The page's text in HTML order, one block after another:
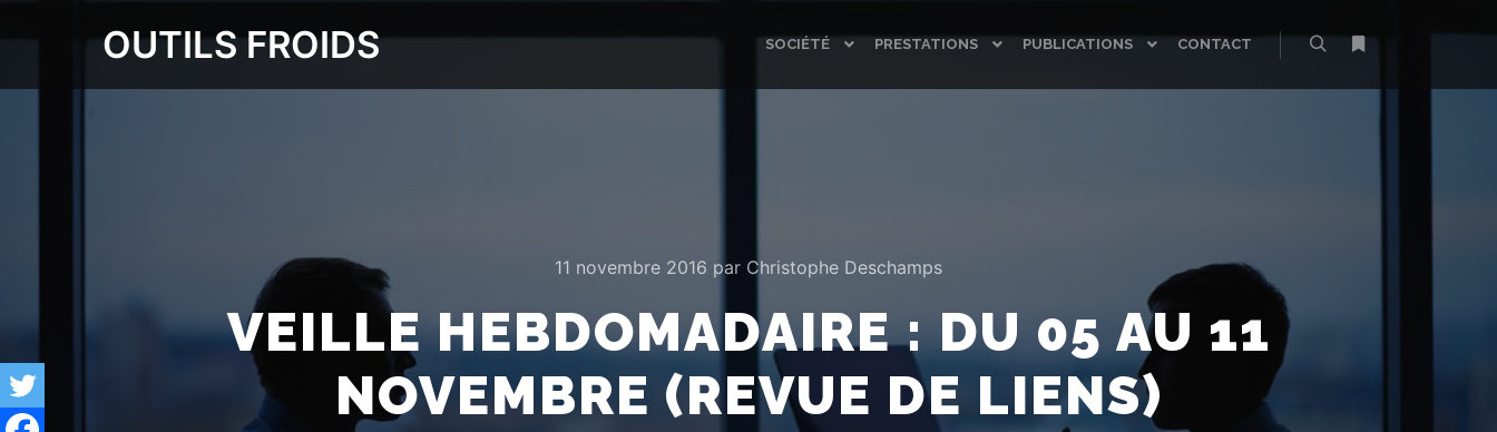
OUTILS FROIDS SOCIÉTÉ PRESTATIONS PUBLICATIONS
CONTACT
11 novembre 2016 par Christophe Deschamps
VEILLE HEBDOMADAIRE : DU 05 AU 11
NOVEMBRE (REVUE DE LIENS)